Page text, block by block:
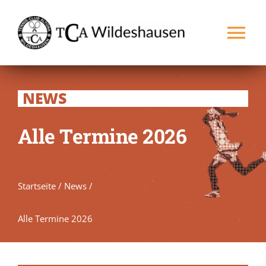
Inhalt
springen
NEWS
Alle Termine 2026
Startseite/ News/
Alle Termine 2026